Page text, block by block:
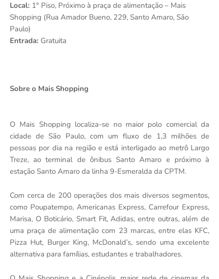
Local: 1° Piso, Próximo à praça de alimentação – Mais
Shopping (Rua Amador Bueno, 229, Santo Amaro, São
Paulo)
Entrada: Gratuita
Sobre o Mais Shopping
O Mais Shopping localiza-se no maior polo comercial da
cidade de São Paulo, com um fluxo de 1,3 milhões de
pessoas por dia na região e está interligado ao metrô Largo
Treze, ao terminal de ônibus Santo Amaro e próximo à
estação Santo Amaro da linha 9-Esmeralda da CPTM.
Com cerca de 200 operações dos mais diversos segmentos,
como Poupatempo, Americanas Express, Carrefour Express,
Marisa, O Boticário, Smart Fit, Adidas, entre outras, além de
uma praça de alimentação com 23 marcas, entre elas KFC,
Pizza Hut, Burger King, McDonald’s, sendo uma excelente
alternativa para famílias, estudantes e trabalhadores.